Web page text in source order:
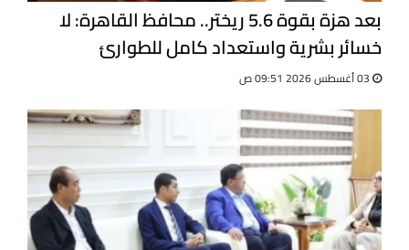
بعد هزة بقوة 5.6 ريختر.. محافظ القاهرة: لا
خسائر بشرية واستعداد كامل للطوارئ